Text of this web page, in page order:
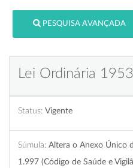
PESQUISA AVANÇADA
Lei Ordinária
Status: Vigente
Súmula: Altera o Anexo Único
1.997 (Código de Saúde e